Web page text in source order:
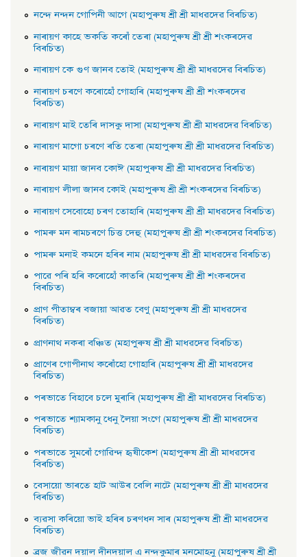
নন্দে নন্দন গােপিনী আগে (মহাপুৰুষ শ্ৰী শ্ৰী মাধৱদেৱ বিৰচিত)
নাৰায়ণ কাহে ভকতি কৰোঁ তেৰা (মহাপুৰুষ শ্ৰী শ্ৰী শংকৰদেৱ
বিৰচিত)
নাৰায়ণ কে গুণ জানব তােই (মহাপুৰুষ শ্ৰী শ্ৰী মাধৱদেৱ বিৰচিত)
নাৰায়ণ চৰণে কৰোহোঁ গােহাৰি (মহাপুৰুষ শ্ৰী শ্ৰী শংকৰদেৱ
বিৰচিত)
নাৰায়ণ মাই তেৰি দাসকু দাসা (মহাপুৰুষ শ্ৰী শ্ৰী মাধৱদেৱ বিৰচিত)
নাৰায়ণ মাগো চৰণে ৰতি তেৰা (মহাপুৰুষ শ্ৰী শ্ৰী মাধৱদেৱ বিৰচিত)
নাৰায়ণ মায়া জানব কোঈ (মহাপুৰুষ শ্ৰী শ্ৰী মাধৱদেৱ বিৰচিত)
নাৰায়ণ লীলা জানব কোই (মহাপুৰুষ শ্ৰী শ্ৰী শংকৰদেৱ বিৰচিত)
নাৰায়ণ সেবােহাে চৰণ তােহাৰি (মহাপুৰুষ শ্ৰী শ্ৰী মাধৱদেৱ বিৰচিত)
পামৰু মন ৰামচৰণে চিত্ত দেহু (মহাপুৰুষ শ্ৰী শ্ৰী শংকৰদেৱ বিৰচিত)
পামৰু মনাই কমনে হৰিৰ নাম (মহাপুৰুষ শ্ৰী শ্ৰী মাধৱদেৱ বিৰচিত)
পাৱে পৰি হৰি কৰোহোঁ কাতৰি (মহাপুৰুষ শ্ৰী শ্ৰী শংকৰদেৱ
বিৰচিত)
প্রাণ পীতাম্বৰ বজায়া আৱত বেণু (মহাপুৰুষ শ্ৰী শ্ৰী মাধৱদেৱ
বিৰচিত)
প্রাণনাথ নকৰা বঞ্চিত (মহাপুৰুষ শ্ৰী শ্ৰী মাধৱদেৱ বিৰচিত)
প্রাণেৰ গােপীনাথ কৰোঁহাে গােহাৰি (মহাপুৰুষ শ্ৰী শ্ৰী মাধৱদেৱ
বিৰচিত)
পৰভাতে বিহাবে চলে মুৰাৰি (মহাপুৰুষ শ্ৰী শ্ৰী মাধৱদেৱ বিৰচিত)
পৰভাতে শ্যামকানু ধেনু লৈয়া সংগে (মহাপুৰুষ শ্ৰী শ্ৰী মাধৱদেৱ
বিৰচিত)
পৰভাতে সুমৰোঁ গােৱিন্দ হৃষীকেশ (মহাপুৰুষ শ্ৰী শ্ৰী মাধৱদেৱ
বিৰচিত)
বেসায়াে ভাৰতে হাট আউৰ বেলি নাটে (মহাপুৰুষ শ্ৰী শ্ৰী মাধৱদেৱ
বিৰচিত)
ব্যৱসা কৰিয়াে ভাই হৰিৰ চৰণধন সাৰ (মহাপুৰুষ শ্ৰী শ্ৰী মাধৱদেৱ
বিৰচিত)
ব্রজ জীৱন দয়াল দীনদয়াল এ নন্দকুমাৰ মনমােহনু (মহাপুৰুষ শ্ৰী শ্ৰী